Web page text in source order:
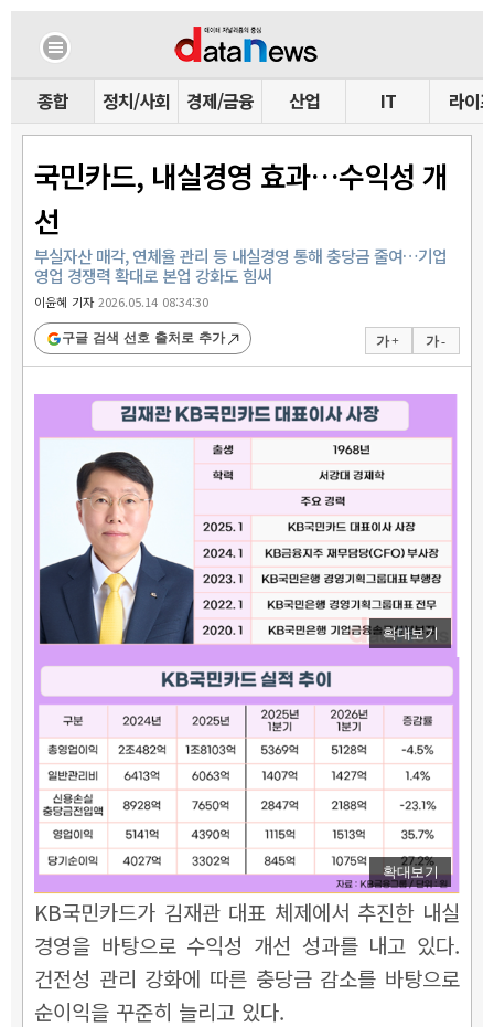
종합 정치/사회 경제/금융 산업 IT 라이프
국민카드, 내실경영 효과…수익성 개
선
부실자산 매각, 연체율 관리 등 내실경영 통해 충당금 줄여…기업
영업 경쟁력 확대로 본업 강화도 힘써
이윤혜 기자2026.05.14 08:34:30
가 + 가 -
구글 검색 선호 출처로 추가
확대보기
확대보기
KB국민카드가 김재관 대표 체제에서 추진한 내실
경영을 바탕으로 수익성 개선 성과를 내고 있다.
건전성 관리 강화에 따른 충당금 감소를 바탕으로
순이익을 꾸준히 늘리고 있다.